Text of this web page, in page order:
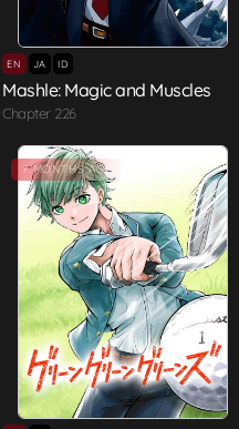
EN JA ID
Mashle: Magic and Muscles
Chapter 226
7 MONTHS AGO